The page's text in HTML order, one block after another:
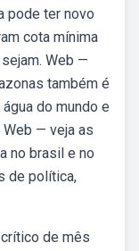
pode ter novo
cota mínima
Web —
também é
do mundo e
— veja as
no brasil e no
de política,
de mês